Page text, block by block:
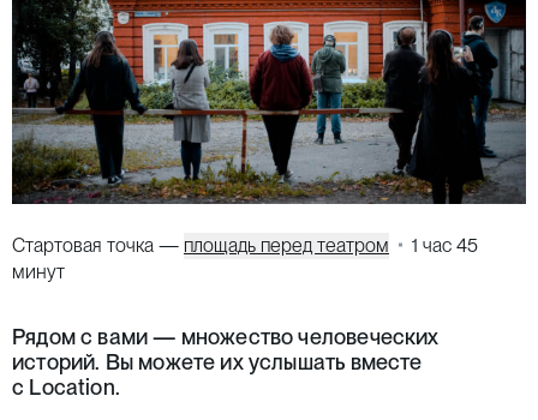
Стартовая точка — площадь перед театром
1 час 45
минут
Рядом с вами — множество человеческих
историй. Вы можете их услышать вместе
с Location.